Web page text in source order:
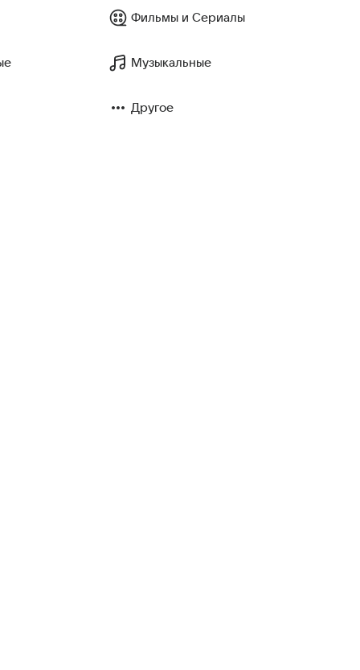
Фильмы и Сериалы
Музыкальные
Другое